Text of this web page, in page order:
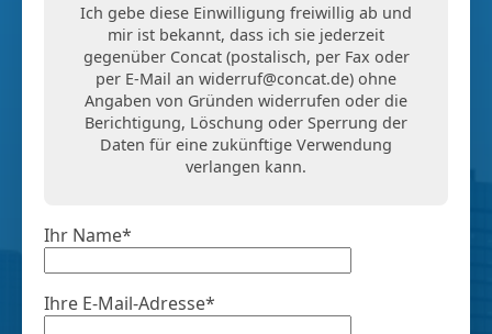
Ich gebe diese Einwilligung freiwillig ab und
mir ist bekannt, dass ich sie jederzeit
gegenüber Concat (postalisch, per Fax oder
per E-Mail an widerruf@concat.de) ohne
Angaben von Gründen widerrufen oder die
Berichtigung, Löschung oder Sperrung der
Daten für eine zukünftige Verwendung
verlangen kann.
Ihr Name*
Ihre E-Mail-Adresse*